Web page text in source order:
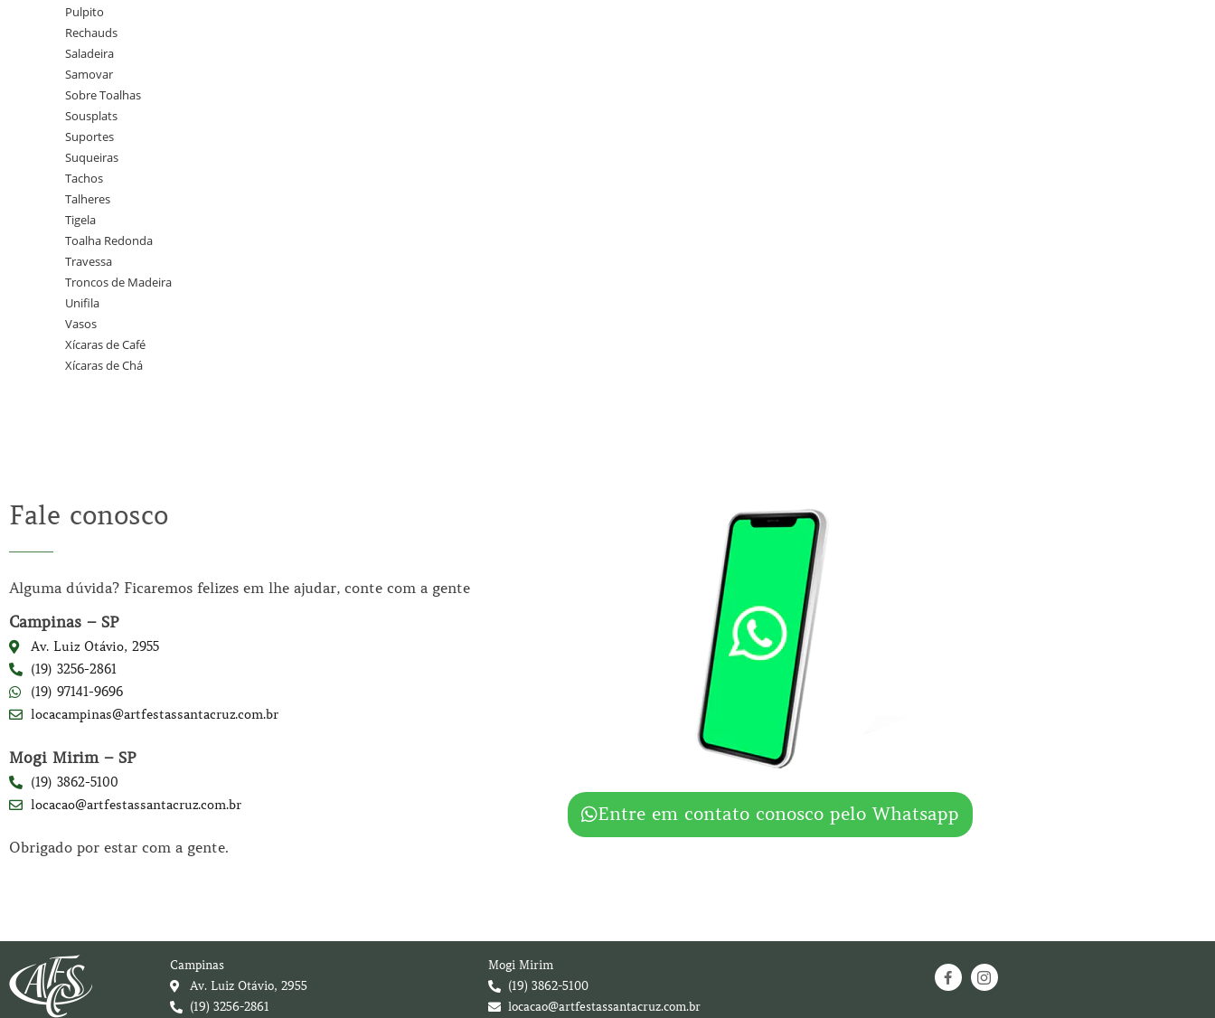
Pulpito
Rechauds
Saladeira
Samovar
Sobre Toalhas
Sousplats
Suportes
Suqueiras
Tachos
Talheres
Tigela
Toalha Redonda
Travessa
Troncos de Madeira
Unifila
Vasos
Xícaras de Café
Xícaras de Chá
Fale conosco
Alguma dúvida? Ficaremos felizes em lhe ajudar, conte com a gente
Campinas – SP
Av. Luiz Otávio, 2955
(19) 3256-2861
(19) 97141-9696
locacampinas@artfestassantacruz.com.br
Mogi Mirim – SP
(19) 3862-5100
locacao@artfestassantacruz.com.br
Obrigado por estar com a gente.
Entre em contato conosco pelo Whatsapp
Campinas
Av. Luiz Otávio, 2955
(19) 3256-2861
Mogi Mirim
(19) 3862-5100
locacao@artfestassantacruz.com.br